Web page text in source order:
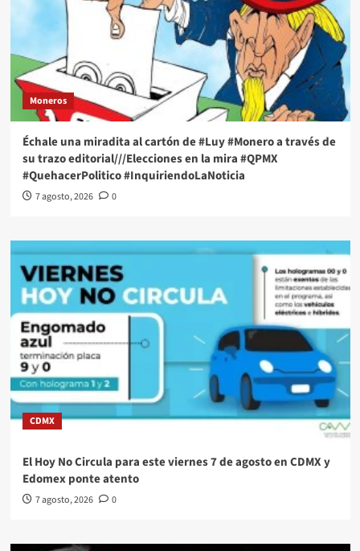
Moneros
Échale una miradita al cartón de #Luy #Monero a través de
su trazo editorial///Elecciones en la mira #QPMX
#QuehacerPolitico #InquiriendoLaNoticia
7 agosto, 2026 0
CDMX
El Hoy No Circula para este viernes 7 de agosto en CDMX y
Edomex ponte atento
7 agosto, 2026 0